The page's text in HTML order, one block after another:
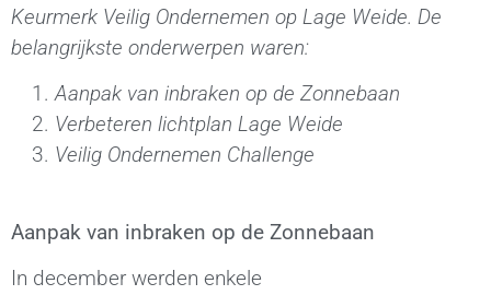
Keurmerk Veilig Ondernemen op Lage Weide. De
belangrijkste onderwerpen waren:
Aanpak van inbraken op de Zonnebaan
Verbeteren lichtplan Lage Weide
Veilig Ondernemen Challenge
Aanpak van inbraken op de Zonnebaan
In december werden enkele